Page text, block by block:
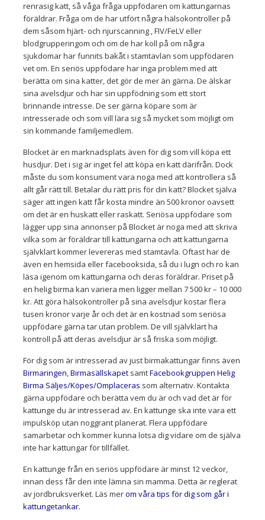
renrasig katt, så våga fråga uppfödaren om kattungarnas
föräldrar. Fråga om de har utfört några hälsokontroller på
dem såsom hjärt- och njurscanning , FIV/FeLV eller
blodgrupperingom och om de har koll på om några
sjukdomar har funnits bakåt i stamtavlan som uppfödaren
vet om. En seriös uppfödare har inga problem med att
berätta om sina katter, det gör de mer än gärna. De älskar
sina avelsdjur och har sin uppfödning som ett stort
brinnande intresse. De ser gärna köpare som är
intresserade och som vill lära sig så mycket som möjligt om
sin kommande familjemedlem.
Blocket är en marknadsplats även för dig som vill köpa ett
husdjur. Det i sig är inget fel att köpa en katt därifrån. Dock
måste du som konsument vara noga med att kontrollera så
allt går rätt till. Betalar du rätt pris för din katt? Blocket själva
säger att ingen katt får kosta mindre än 500 kronor oavsett
om det är en huskatt eller raskatt. Seriösa uppfödare som
lägger upp sina annonser på Blocket är noga med att skriva
vilka som är föräldrar till kattungarna och att kattungarna
självklart kommer levereras med stamtavla. Oftast har de
även en hemsida eller facebooksida, så du i lugn och ro kan
läsa igenom om kattungarna och deras föräldrar. Priset på
en helig birma kan variera men ligger mellan 7 500 kr – 10 000
kr. Att göra hälsokontroller på sina avelsdjur kostar flera
tusen kronor varje år och det är en kostnad som seriösa
uppfödare gärna tar utan problem. De vill självklart ha
kontroll på att deras avelsdjur är så friska som möjligt.
För dig som är intresserad av just birmakattungar finns även
Birmaringen,BirmasällskapetsamtFacebookgruppen Helig
Birma Säljes/Köpes/Omplaceras som alternativ. Kontakta
gärna uppfödare och berätta vem du är och vad det är för
kattunge du är intresserad av. En kattunge ska inte vara ett
impulsköp utan noggrant planerat. Flera uppfödare
samarbetar och kommer kunna lotsa dig vidare om de själva
inte har kattungar för tillfället.
En kattunge från en seriös uppfödare är minst 12 veckor,
innan dess får den inte lämna sin mamma. Detta är reglerat
av jordbruksverket. Läs merom våra tips för dig som går i
kattungetankar.